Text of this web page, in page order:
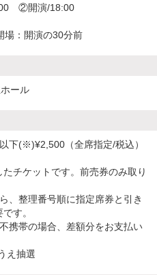
②開演/18:00
：開演の30分前
ール
(※)¥2,500（全席指定/税込）
チケットです。前売券のみ取り
、整理番号順に指定席券と引き
す。
携帯の場合、差額分をお支払い
え抽選